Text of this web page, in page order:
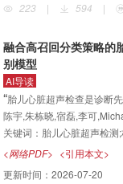
223
| 594 |
融合高召回分类策略的
别模型
AI导读
“胎儿心脏超声检查是诊断
北京大学团队提出基于"先检
Net多任务模型，建立了胎
系，为解决胎心筛查效率低
陈宇,朱栋晓,宿磊,李可
关键词： 胎儿心脏超声检测;标准切面识
<网络PDF> <引用本文>
更新时间： 2026-07-20